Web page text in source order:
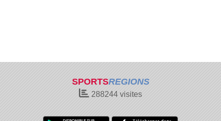
SPORTSREGIONS
288244 visites